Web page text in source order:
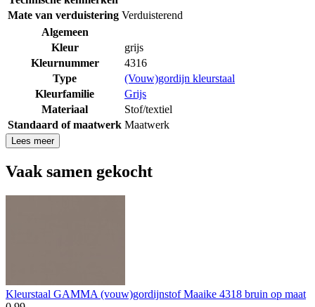
Mate van verduistering Verduisterend
Algemeen
Kleur
grijs
Kleurnummer
4316
Type
(Vouw)gordijn kleurstaal
Kleurfamilie
Grijs
Materiaal
Stof/textiel
Standaard of maatwerk Maatwerk
Lees meer
Vaak samen gekocht
Kleurstaal GAMMA (vouw)gordijnstof Maaike 4318 bruin op maat